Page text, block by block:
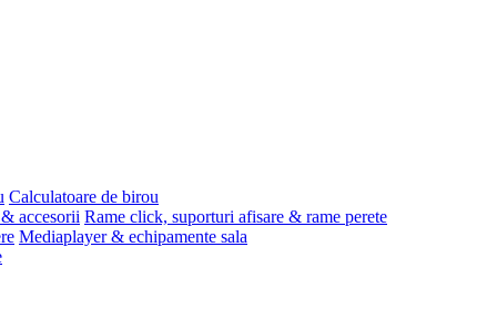
Calculatoare de birou
accesorii Rame click, suporturi afisare & rame perete
Mediaplayer & echipamente sala